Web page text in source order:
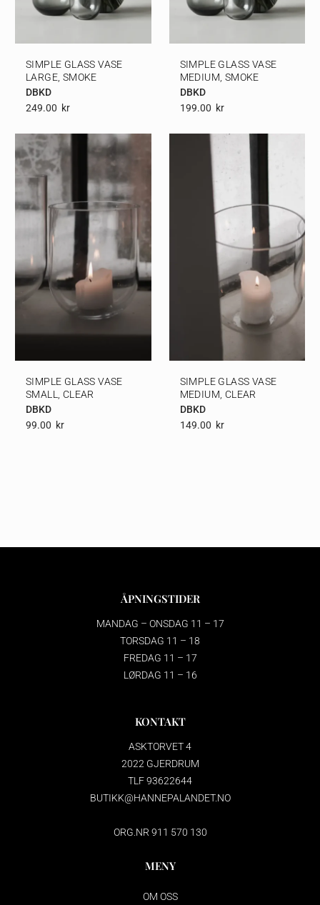
SIMPLE GLASS VASE
LARGE, SMOKE
DBKD
249.00 Kr
SIMPLE GLASS VASE
MEDIUM, SMOKE
DBKD
199.00 Kr
SIMPLE GLASS VASE
SMALL, CLEAR
DBKD
99.00 Kr
SIMPLE GLASS VASE
MEDIUM, CLEAR
DBKD
149.00 Kr
ÅPNINGSTIDER
MANDAG – ONSDAG 11 – 17
TORSDAG 11 – 18
FREDAG 11 – 17
LØRDAG 11 – 16
KONTAKT
ASKTORVET 4
2022 GJERDRUM
TLF 93622644
BUTIKK@HANNEPALANDET.NO
ORG.NR 911 570 130
MENY
OM OSS